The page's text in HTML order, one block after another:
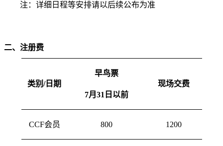
注：详细日程等安排请以后续公布为准
二、注册费
类别 /日期
早鸟票
7月 31 日以前
现场交费
CCF会员 800 1200